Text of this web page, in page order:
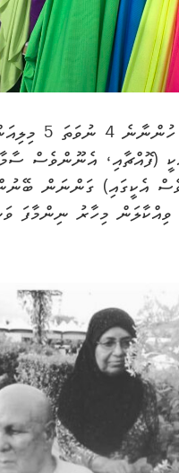
”ފިހާރައިގައި
(ފޮއްޗާއި، އެނޫންވެސް
އެކީގައި) ގަންނަން
މިހާރު ނިންމާފަ